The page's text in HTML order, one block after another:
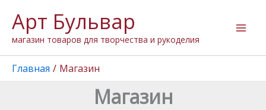
содержимому
Арт Бульвар
магазин товаров для творчества и рукоделия
Главная Магазин
Магазин